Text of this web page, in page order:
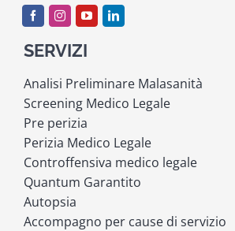
SERVIZI
Analisi Preliminare Malasanità
Screening Medico Legale
Pre perizia
Perizia Medico Legale
Controffensiva medico legale
Quantum Garantito
Autopsia
Accompagno per cause di servizio